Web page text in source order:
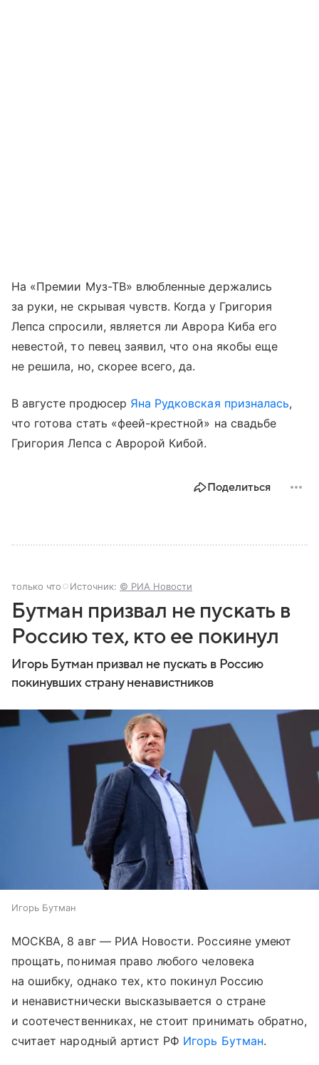
На «Премии Муз-ТВ» влюбленные держались
за руки, не скрывая чувств. Когда у Григория
Лепса спросили, является ли Аврора Киба его
невестой, то певец заявил, что она якобы еще
не решила, но, скорее всего, да.
В августе продюсер Яна Рудковская призналась,
что готова стать «феей-крестной» на свадьбе
Григория Лепса с Авророй Кибой.
Поделиться
только что Источник: © РИА Новости
Бутман призвал не пускать в
Россию тех, кто ее покинул
Игорь Бутман призвал не пускать в Россию
покинувших страну ненавистников
Игорь Бутман
МОСКВА, 8 авг — РИА Новости. Россияне умеют
прощать, понимая право любого человека
на ошибку, однако тех, кто покинул Россию
и ненавистнически высказывается о стране
и соотечественниках, не стоит принимать обратно,
считает народный артист РФ Игорь Бутман.